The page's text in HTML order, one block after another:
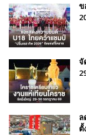
ข
จั
ล
ตั้